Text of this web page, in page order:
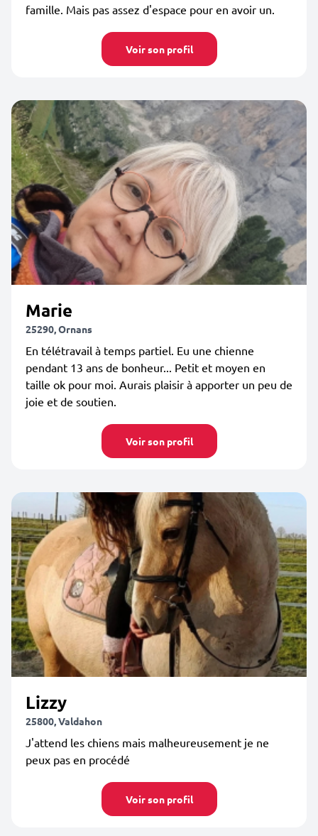
famille. Mais pas assez d'espace pour en avoir un.
Voir son profil
Marie
25290, Ornans
En télétravail à temps partiel. Eu une chienne
pendant 13 ans de bonheur... Petit et moyen en
taille ok pour moi. Aurais plaisir à apporter un peu de
joie et de soutien.
Voir son profil
Lizzy
25800, Valdahon
J'attend les chiens mais malheureusement je ne
peux pas en procédé
Voir son profil